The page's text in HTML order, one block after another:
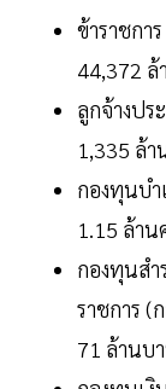
ข้าราชกา
44,372
ลูกจ้างปร
1,335 ล้
กองทุนบ
1.15 ล้า
กองทุนสำ
ราชการ (
71 ล้านบ